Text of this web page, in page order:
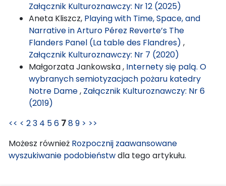
Załącznik Kulturoznawczy: Nr 12 (2025)
Aneta Kliszcz, Playing with Time, Space, and
Narrative in Arturo Pérez Reverte’s The
Flanders Panel (La table des Flandres) ,
Załącznik Kulturoznawczy: Nr 7 (2020)
Małgorzata Jankowska , Internety się palą. O
wybranych semiotyzacjach pożaru katedry
Notre Dame, Załącznik Kulturoznawczy: Nr 6
(2019)
<< < 23 4 56 789 > >>
Możesz również Rozpocznij zaawansowane
wyszukiwanie podobieństwdla tego artykułu.